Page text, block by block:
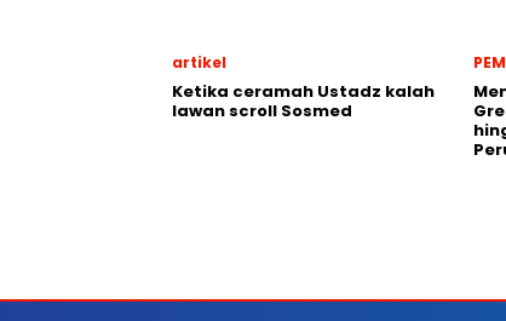
artikel
Ketika ceramah Ustadz kalah
lawan scroll Sosmed